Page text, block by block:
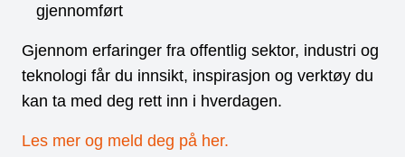
gjennomført
Gjennom erfaringer fra offentlig sektor, industri og
teknologi får du innsikt, inspirasjon og verktøy du
kan ta med deg rett inn i hverdagen.
Les mer og meld deg på her.